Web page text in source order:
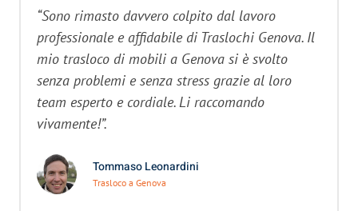
“Sono rimasto davvero colpito dal lavoro
professionale e affidabile di Traslochi Genova. Il
mio trasloco di mobili a Genova si è svolto
senza problemi e senza stress grazie al loro
team esperto e cordiale. Li raccomando
vivamente!”.
Tommaso Leonardini
Trasloco a Genova